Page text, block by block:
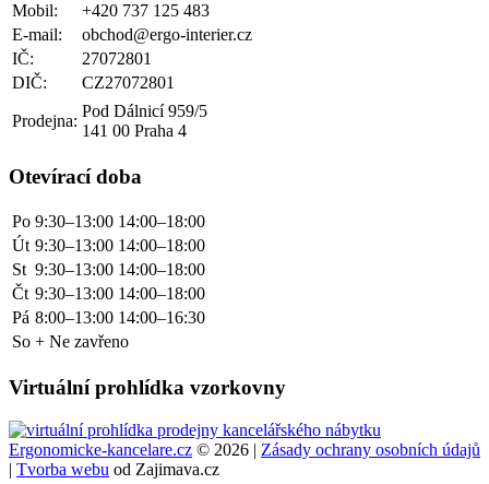
Mobil:
+420 737 125 483
E-mail:
obchod@ergo-interier.cz
IČ:
27072801
DIČ:
CZ27072801
Prodejna:
Pod Dálnicí 959/5
141 00 Praha 4
Otevírací doba
Po 9:30–13:00 14:00–18:00
Út 9:30–13:00 14:00–18:00
St 9:30–13:00 14:00–18:00
Čt 9:30–13:00 14:00–18:00
Pá 8:00–13:00 14:00–16:30
So + Ne zavřeno
Virtuální prohlídka vzorkovny
Ergonomicke-kancelare.cz © 2026 | Zásady ochrany osobních údajů
| Tvorba webu od Zajimava.cz